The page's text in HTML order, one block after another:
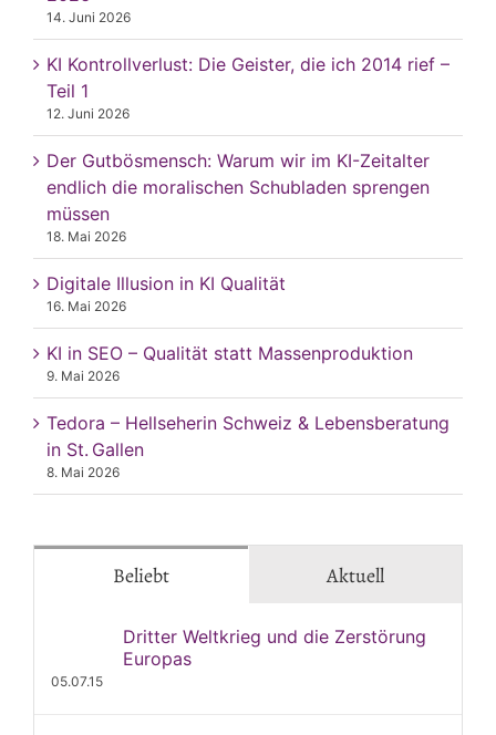
14. Juni 2026
KI Kontrollverlust: Die Geister, die ich 2014 rief –
Teil 1
12. Juni 2026
Der Gutbösmensch: Warum wir im KI-Zeitalter
endlich die moralischen Schubladen sprengen
müssen
18. Mai 2026
Digitale Illusion in KI Qualität
16. Mai 2026
KI in SEO – Qualität statt Massenproduktion
9. Mai 2026
Tedora – Hellseherin Schweiz & Lebensberatung
in St. Gallen
8. Mai 2026
Beliebt Aktuell
Dritter Weltkrieg und die Zerstörung
Europas
05.07.15